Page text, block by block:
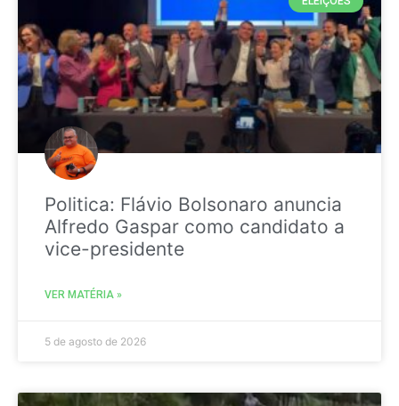
Politica: Flávio Bolsonaro anuncia
Alfredo Gaspar como candidato a
vice-presidente
VER MATÉRIA »
5 de agosto de 2026